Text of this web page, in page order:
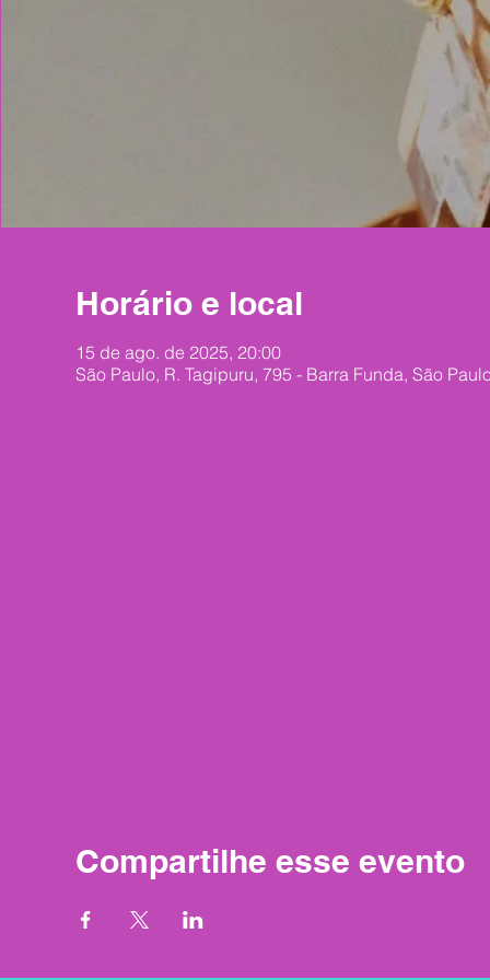
Horário e local
15 de ago. de 2025, 20:00
São Paulo, R. Tagipuru, 795 - Barra Funda, São
Compartilhe esse evento